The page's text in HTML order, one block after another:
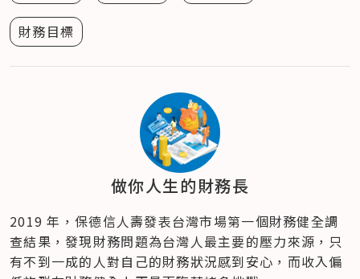
財務目標
做你人生的財務長
2019 年，保德信人壽發表台灣市場第一個財務健全調
查結果，發現財務問題為台灣人最主要的壓力來源，只
有不到一成的人對自己的財務狀況感到安心，而收入偏